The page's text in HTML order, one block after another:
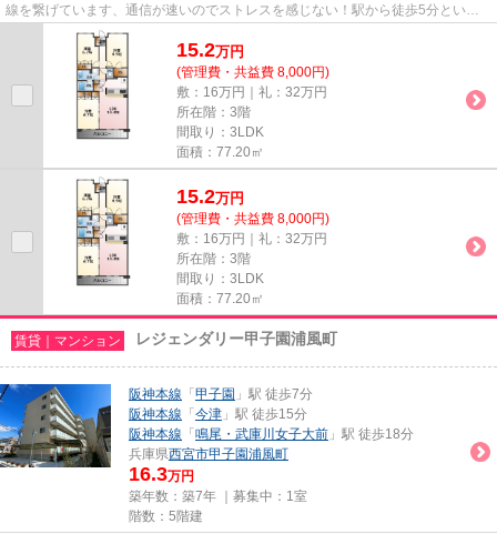
線を繋げています、通信が速いのでストレスを感じない！駅から徒歩5分という
アクセス良好な駅近物件はいかが...
15.2万円
(管理費・共益費 8,000円)
敷：16万円｜礼：32万円
所在階：3階
間取り：3LDK
面積：77.20㎡
15.2万円
(管理費・共益費 8,000円)
敷：16万円｜礼：32万円
所在階：3階
間取り：3LDK
面積：77.20㎡
賃貸｜マンション レジェンダリー甲子園浦風町
阪神本線 「 甲子園 」駅 徒歩7分
阪神本線 「 今津 」駅 徒歩15分
阪神本線 「 鳴尾・武庫川女子大前 」駅 徒歩18分
兵庫県西宮市甲子園浦風町
16.3万円
築年数：築7年 ｜募集中： 1室
階数：5階建